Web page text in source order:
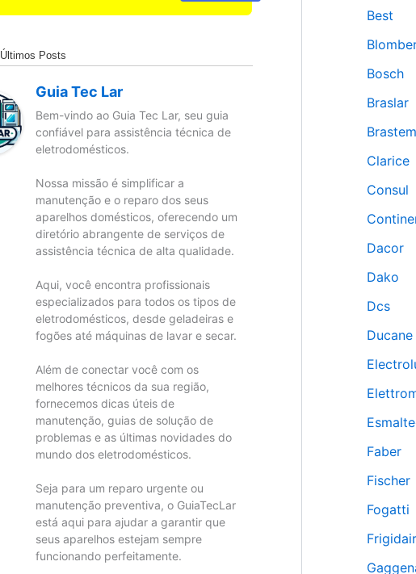
Últimos Posts
Guia Tec Lar
Bem-vindo ao Guia Tec Lar, seu guia
confiável para assistência técnica de
eletrodomésticos.
Nossa missão é simplificar a
manutenção e o reparo dos seus
aparelhos domésticos, oferecendo um
diretório abrangente de serviços de
assistência técnica de alta qualidade.
Aqui, você encontra profissionais
especializados para todos os tipos de
eletrodomésticos, desde geladeiras e
fogões até máquinas de lavar e secar.
Além de conectar você com os
melhores técnicos da sua região,
fornecemos dicas úteis de
manutenção, guias de solução de
problemas e as últimas novidades do
mundo dos eletrodomésticos.
Seja para um reparo urgente ou
manutenção preventiva, o GuiaTecLar
está aqui para ajudar a garantir que
seus aparelhos estejam sempre
funcionando perfeitamente.
Best
Bosch
Braslar
Clarice
Consul
Dacor
Dako
Dcs
Ducane
Faber
Fischer
Fogatti